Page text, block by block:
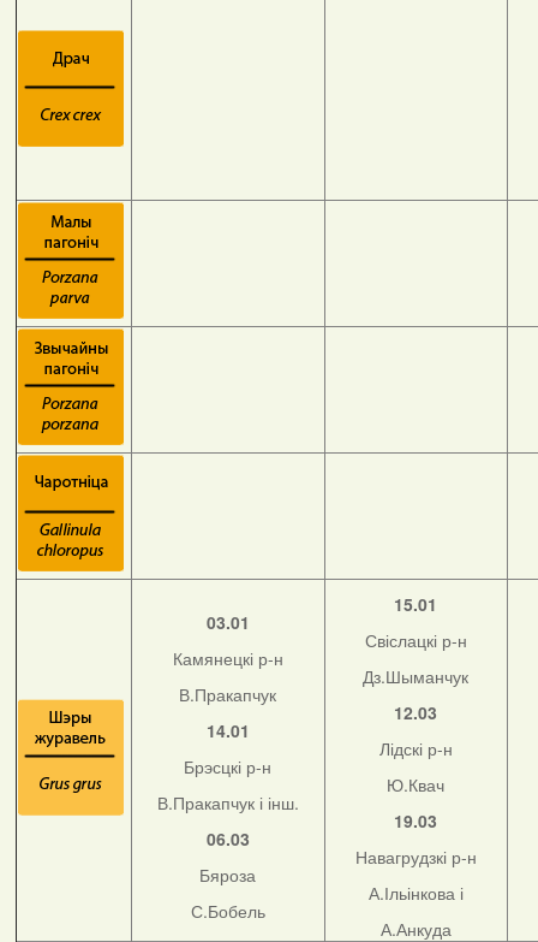
03.01
Камянецкі р-н
В.Пракапчук
14.01
Брэсцкі р-н
В.Пракапчук і інш.
06.03
Бяроза
С.Бобель
15.01
Свіслацкі р-н
Дз.Шыманчук
12.03
Лідскі р-н
Ю.Квач
19.03
Навагрудзкі р-н
А.Ільінкова і
А.Анкуда